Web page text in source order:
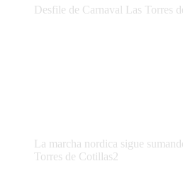
Desfile de Carnaval Las Torres
La marcha nordica sigue
Torres de Cotillas2